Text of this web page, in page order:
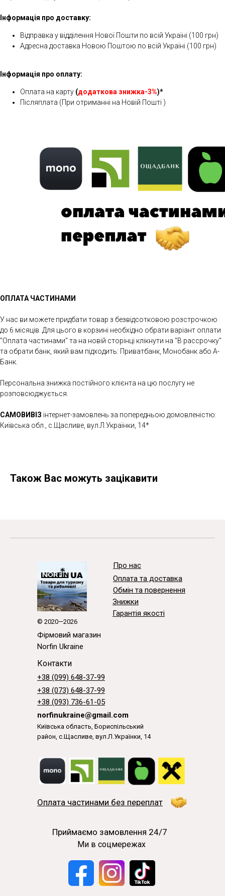
Інформація про доставку:
Відправка у відділення Нової Пошти по всій Україні (100 грн)
Адресна доставка Новою Поштою по всій Україні (100 грн)
Інформація про оплату:
Оплата на карту (додаткова знижка-3%)*
Післяплата (При отриманні на Новій Пошті )
ОПЛАТА ЧАСТИНАМИ
У нас ви можете придбати товар з безвідсотковою розстрочкою
до 6 місяців. Для цього в корзині необхідно обрати варіант оплати
"Оплата частинами" та на новій сторінці клікнути на "В рассрочку"
та обрати банк, який вам підходить: Приватбанк, Монобанк або А-
Банк.
Персональна знижка постійного клієнта на цю послугу не
розповсюджується.
САМОВИВІЗ інтернет-замовлень за попередньою домовленістю:
Київська обл., с.Щасливе, вул.Л.Українки, 14*
Також Вас можуть зацікавити
© 2020—2026
Фірмовий магазин
Norfin Ukraine
Про нас
Оплата та доставка
Обмін та повернення
Знижки
Гарантія якості
Контакти
Київська область, Бориспільський
район, с.Щасливе, вул.Л.Українки, 14
Ми в соцмережах
+38 (099) 648-37-99
norfinukraine@gmail.com
Приймаємо замовлення 24/7
+38 (073) 648-37-99
+38 (093) 736-61-05
Оплата частинами без переплат